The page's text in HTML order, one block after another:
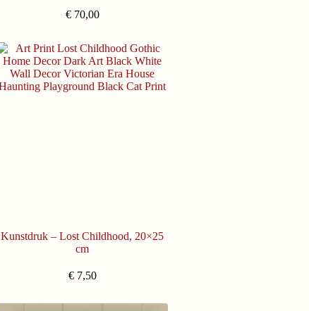
€70,00
Kunstdruk – Lost Childhood, 20×25
cm
€7,50